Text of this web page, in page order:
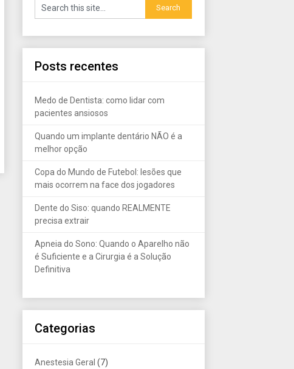
Posts recentes
Medo de Dentista: como lidar com
pacientes ansiosos
Quando um implante dentário NÃO é a
melhor opção
Copa do Mundo de Futebol: lesões que
mais ocorrem na face dos jogadores
Dente do Siso: quando REALMENTE
precisa extrair
Apneia do Sono: Quando o Aparelho não
é Suficiente e a Cirurgia é a Solução
Definitiva
Categorias
Anestesia Geral (7)